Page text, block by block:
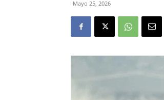
Mayo 25, 2026